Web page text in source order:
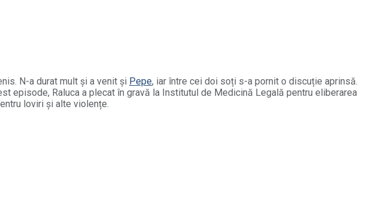
N-a durat mult și a venit și Pepe, iar între cei doi soți s-a pornit o discuție aprinsă.
Raluca a plecat în gravă la Institutul de Medicină Legală pentru eliberarea
loviri și alte violențe.